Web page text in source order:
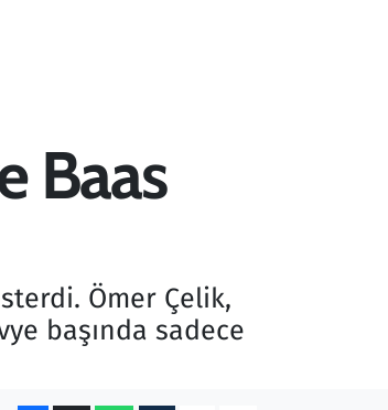
Baas
Ömer Çelik,
başında sadece